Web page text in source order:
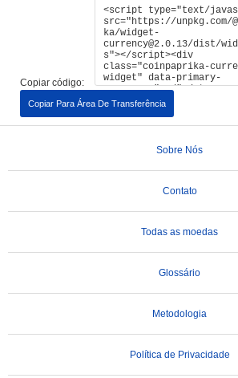
Copiar código:
Copiar Para Área De Transferência
Sobre Nós
Contato
Todas as moedas
Glossário
Metodologia
Política de Privacidade